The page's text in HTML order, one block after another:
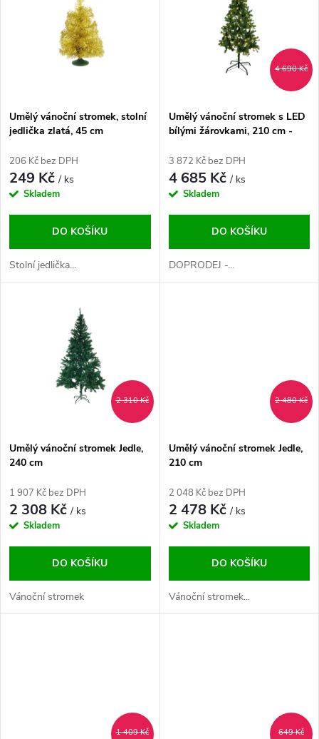
p
r
o
u
s
p
r
o
d
u
Umělý vánoční stromek, stolní
jedlička zlatá, 45 cm
206 Kč bez DPH
249 Kč/ ks
Skladem
DO KOŠÍKU
Stolní jedlička...
4 690 Kč
Umělý vánoční stromek s LED
bílými žárovkami, 210 cm -
3 872 Kč bez DPH
4 685 Kč/ ks
Skladem
DO KOŠÍKU
DOPRODEJ -...
2 310 Kč
Umělý vánoční stromek Jedle,
240 cm
1 907 Kč bez DPH
2 308 Kč/ ks
Skladem
DO KOŠÍKU
Vánoční stromek
2 480 Kč
Umělý vánoční stromek Jedle,
210 cm
2 048 Kč bez DPH
2 478 Kč/ ks
Skladem
DO KOŠÍKU
Vánoční stromek...
1 409 Kč 649 Kč